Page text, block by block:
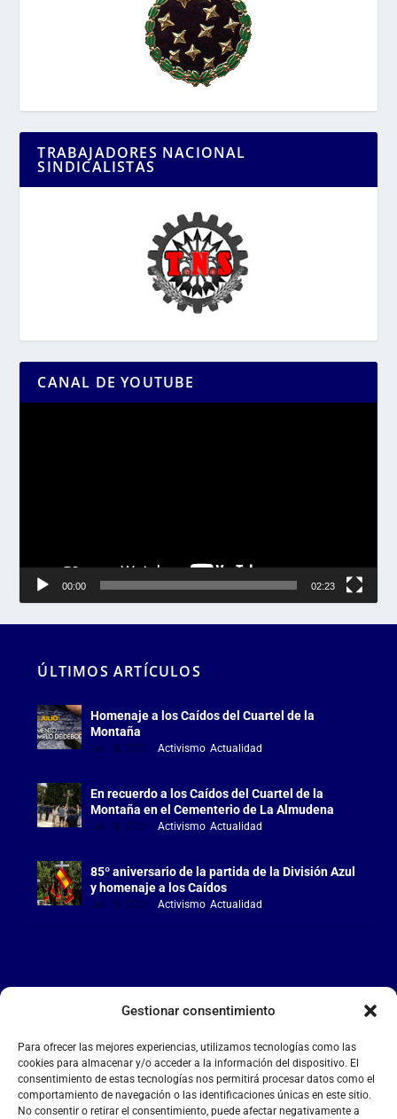
Gestionar consentimiento
Para ofrecer las mejores experiencias, utilizamos tecnologías como las
cookies para almacenar y/o acceder a la información del dispositivo. El
consentimiento de estas tecnologías nos permitirá procesar datos como el
comportamiento de navegación o las identificaciones únicas en este sitio.
No consentir o retirar el consentimiento, puede afectar negativamente a
TRABAJADORES NACIONAL
SINDICALISTAS
CANAL DE YOUTUBE
00:00 02:23
ÚLTIMOS ARTÍCULOS
Homenaje a los Caídos del Cuartel de la
Montaña
Jul 18, 2026 |Activismo,Actualidad
En recuerdo a los Caídos del Cuartel de la
Montaña en el Cementerio de La Almudena
Jul 18, 2026 |Activismo,Actualidad
85º aniversario de la partida de la División Azul
y homenaje a los Caídos
Jul 15, 2026 |Activismo,Actualidad
LA FALANGE
Reproductor
de
vídeo